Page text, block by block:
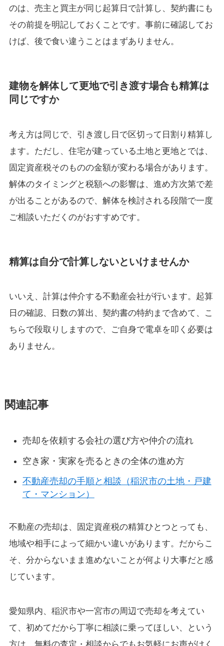
のは、売主と買主が同じ起算日で計算し、契約書にも
その前提を明記しておくことです。事前に確認してお
けば、後で食い違うことはまずありません。
建物を解体して更地で引き渡す場合も精算は
同じですか
考え方は同じで、引き渡し日で区切って日割り精算し
ます。ただし、住宅が建っている土地と更地とでは、
固定資産税そのものの金額が変わる場合があります。
解体のタイミングと税額への影響は、進め方次第で差
が出ることがあるので、解体を検討される段階で一度
ご相談いただくのがおすすめです。
精算は自分で計算しないといけませんか
いいえ、計算は仲介する不動産会社が行います。起算
日の確認、日数の算出、契約書の特約まで含めて、こ
ちらで段取りしますので、ご自身で電卓を叩く必要は
ありません。
関連記事
売却を依頼する会社の選び方や仲介の流れ
空き家・実家を売るときの全体の進め方
不動産売却の手順と相談（稲沢市の土地・戸建
て・マンション）
不動産の売却は、固定資産税の精算ひとつとっても、
地域や相手によって細かい違いがあります。だからこ
そ、分からないまま進めないことが何より大事だと感
じています。
愛知県内、稲沢市や一宮市の周辺で売却を考えてい
て、初めてだから丁寧に相談に乗ってほしい、という
方は、無料の査定・相談からでもお気軽にお声がけく